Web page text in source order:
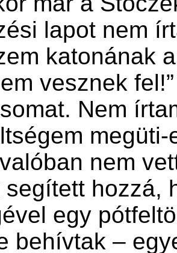
lapot nem
katonának
vesznek
Nem
nem
segített hozzá,
egy
behívtak –